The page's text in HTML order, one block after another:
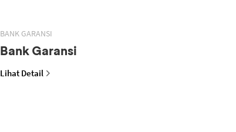
BANK GARANSI
Bank Garansi
Lihat Detail